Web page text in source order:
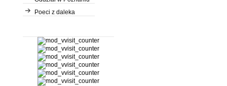
Poeci z daleka